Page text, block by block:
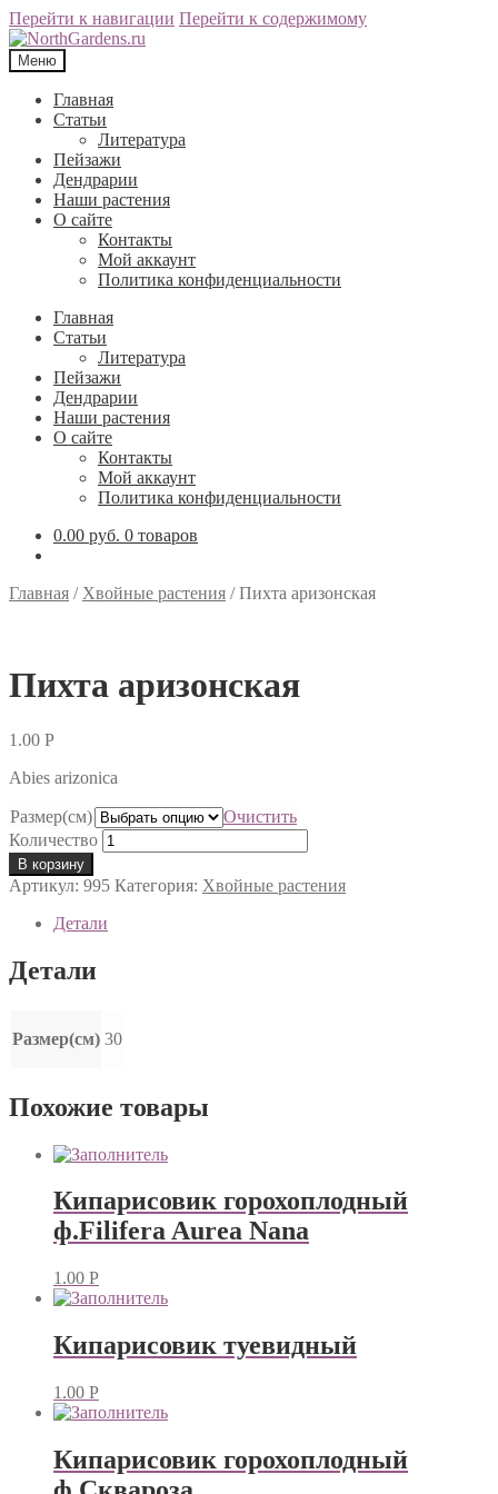
Перейти к навигации Перейти к содержимому
Меню
Главная
Статьи
Литература
Пейзажи
Дендрарии
Наши растения
О сайте
Контакты
Мой аккаунт
Политика конфиденциальности
Главная
Статьи
Литература
Пейзажи
Дендрарии
Наши растения
О сайте
Контакты
Мой аккаунт
Политика конфиденциальности
0.00 руб. 0 товаров
Главная / Хвойные растения /Пихта аризонская
Пихта аризонская
1.00 Р
Abies arizonica
Размер(см)
Очистить
Количество
В корзину
Артикул: 995 Категория: Хвойные растения
Детали
Детали
Размер(см) 30
Похожие товары
Кипарисовик горохоплодный
ф.Filifera Aurea Nana
1.00 Р
Кипарисовик туевидный
1.00 Р
Кипарисовик горохоплодный